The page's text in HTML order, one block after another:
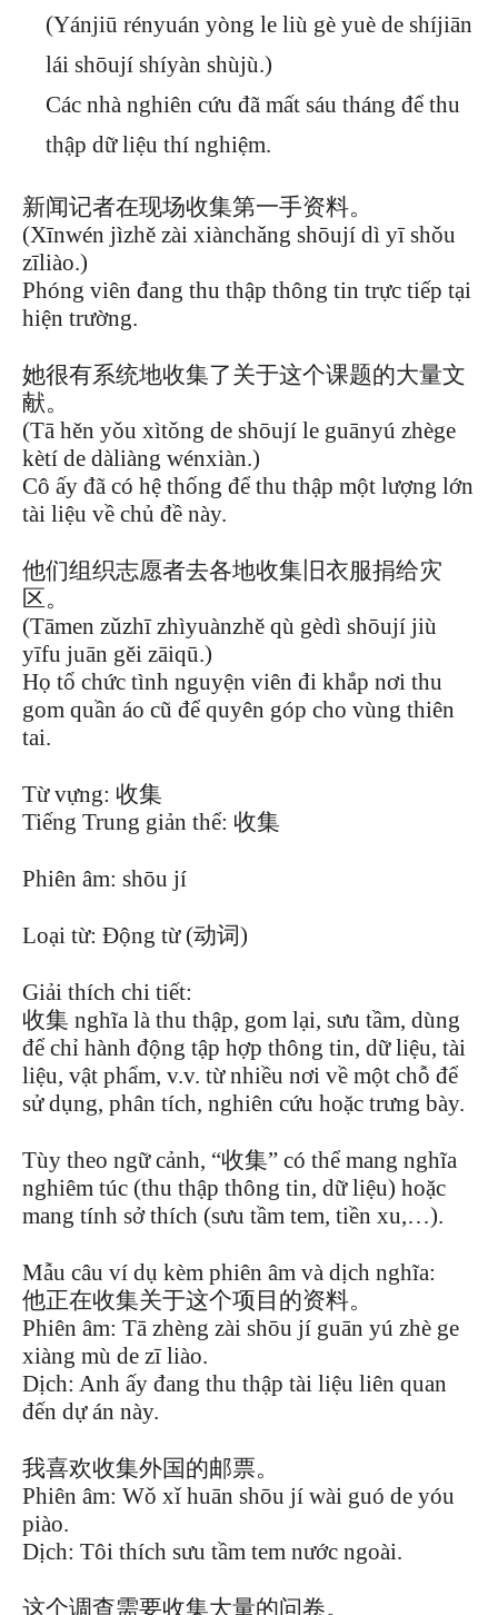
(Yánjiū rényuán yòng le liù gè yuè de shíjiān
lái shōují shíyàn shùjù.)
Các nhà nghiên cứu đã mất sáu tháng để thu
thập dữ liệu thí nghiệm.
新闻记者在现场收集第一手资料。
(Xīnwén jìzhě zài xiànchǎng shōují dì yī shǒu
zīliào.)
Phóng viên đang thu thập thông tin trực tiếp tại
hiện trường.
她很有系统地收集了关于这个课题的大量文
献。
(Tā hěn yǒu xìtǒng de shōují le guānyú zhège
kètí de dàliàng wénxiàn.)
Cô ấy đã có hệ thống để thu thập một lượng lớn
tài liệu về chủ đề này.
他们组织志愿者去各地收集旧衣服捐给灾
区。
(Tāmen zǔzhī zhìyuànzhě qù gèdì shōují jiù
yīfu juān gěi zāiqū.)
Họ tổ chức tình nguyện viên đi khắp nơi thu
gom quần áo cũ để quyên góp cho vùng thiên
tai.
Từ vựng: 收集
Tiếng Trung giản thể: 收集
Phiên âm: shōu jí
Loại từ: Động từ (动词)
Giải thích chi tiết:
收集 nghĩa là thu thập, gom lại, sưu tầm, dùng
để chỉ hành động tập hợp thông tin, dữ liệu, tài
liệu, vật phẩm, v.v. từ nhiều nơi về một chỗ để
sử dụng, phân tích, nghiên cứu hoặc trưng bày.
Tùy theo ngữ cảnh, “收集” có thể mang nghĩa
nghiêm túc (thu thập thông tin, dữ liệu) hoặc
mang tính sở thích (sưu tầm tem, tiền xu,…).
Mẫu câu ví dụ kèm phiên âm và dịch nghĩa:
他正在收集关于这个项目的资料。
Phiên âm: Tā zhèng zài shōu jí guān yú zhè ge
xiàng mù de zī liào.
Dịch: Anh ấy đang thu thập tài liệu liên quan
đến dự án này.
我喜欢收集外国的邮票。
Phiên âm: Wǒ xǐ huān shōu jí wài guó de yóu
piào.
Dịch: Tôi thích sưu tầm tem nước ngoài.
这个调查需要收集大量的问卷。